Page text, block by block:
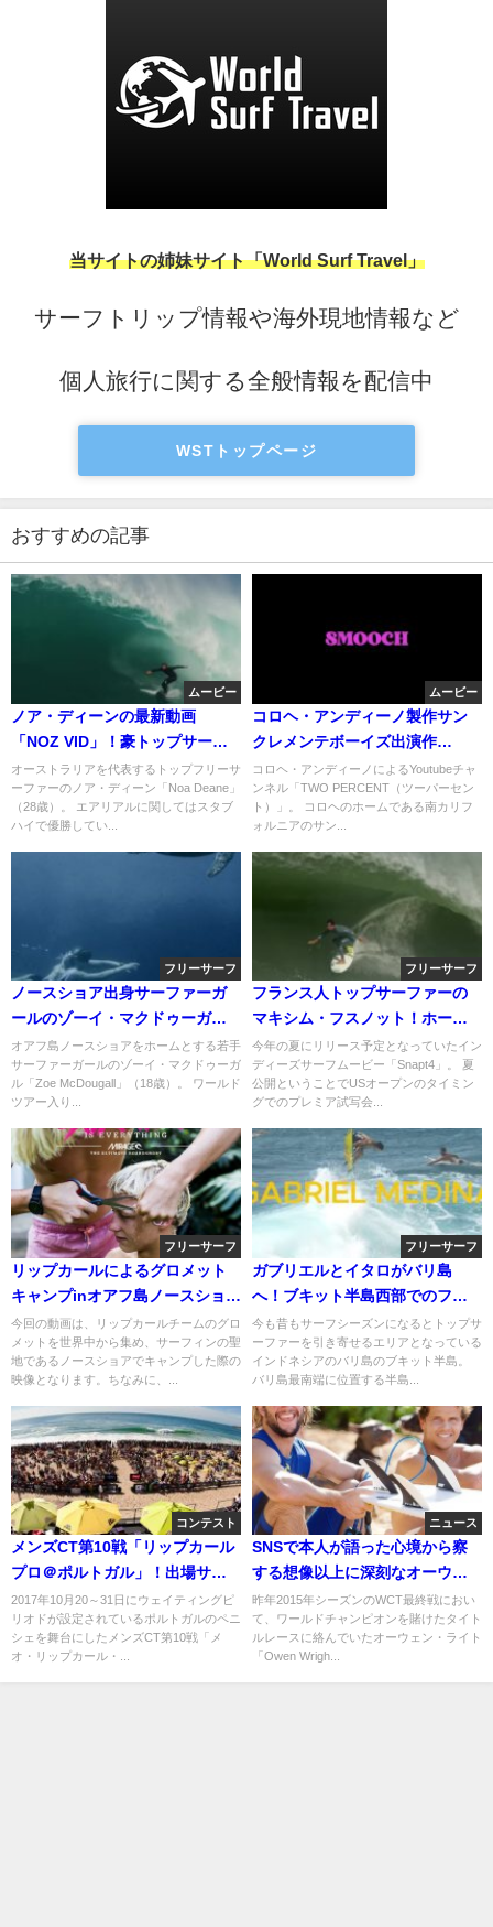
当サイトの姉妹サイト「World Surf Travel」
サーフトリップ情報や海外現地情報など
個人旅行に関する全般情報を配信中
WSTトップページ
おすすめの記事
ムービー
ノア・ディーンの最新動画
「NOZ VID」！豪トップサーフ
ァーのシグネチャームービー
オーストラリアを代表するトップフリーサ
ーファーのノア・ディーン「Noa Deane」
（28歳）。 エアリアルに関してはスタブ
ハイで優勝してい...
ムービー
コロヘ・アンディーノ製作サン
クレメンテボーイズ出演作
「Smooch」
コロヘ・アンディーノによるYoutubeチャ
ンネル「TWO PERCENT（ツーパーセン
ト）」。 コロヘのホームである南カリフ
ォルニアのサン...
フリーサーフ
ノースショア出身サーファーガ
ールのゾーイ・マクドゥーガ
ル！フリーサーフ動画
オアフ島ノースショアをホームとする若手
サーファーガールのゾーイ・マクドゥーガ
ル「Zoe McDougall」（18歳）。 ワールド
ツアー入り...
フリーサーフ
フランス人トップサーファーの
マキシム・フスノット！ホーム
でのフリーサーフ動画
今年の夏にリリース予定となっていたイン
ディーズサーフムービー「Snapt4」。 夏
公開ということでUSオープンのタイミン
グでのプレミア試写会...
フリーサーフ
リップカールによるグロメット
キャンプinオアフ島ノースショア
＠2014
今回の動画は、リップカールチームのグロ
メットを世界中から集め、サーフィンの聖
地であるノースショアでキャンプした際の
映像となります。ちなみに、...
フリーサーフ
ガブリエルとイタロがバリ島
へ！ブキット半島西部でのフリ
ーサーフィン動画
今も昔もサーフシーズンになるとトップサ
ーファーを引き寄せるエリアとなっている
インドネシアのバリ島のブキット半島。
バリ島最南端に位置する半島...
コンテスト
メンズCT第10戦「リップカール
プロ＠ポルトガル」！出場サー
ファーや波予報などイベント情
報
2017年10月20～31日にウェイティングピ
リオドが設定されているポルトガルのペニ
シェを舞台にしたメンズCT第10戦「メ
オ・リップカール・...
ニュース
SNSで本人が語った心境から察
する想像以上に深刻なオーウェ
ン・ライトの現状
昨年2015年シーズンのWCT最終戦におい
て、ワールドチャンピオンを賭けたタイト
ルレースに絡んでいたオーウェン・ライト
「Owen Wrigh...